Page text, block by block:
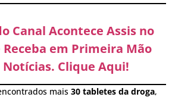
Canal Acontece Assis no
em Primeira Mão
Notícias. Clique Aqui!
mais 30 tabletes da droga,